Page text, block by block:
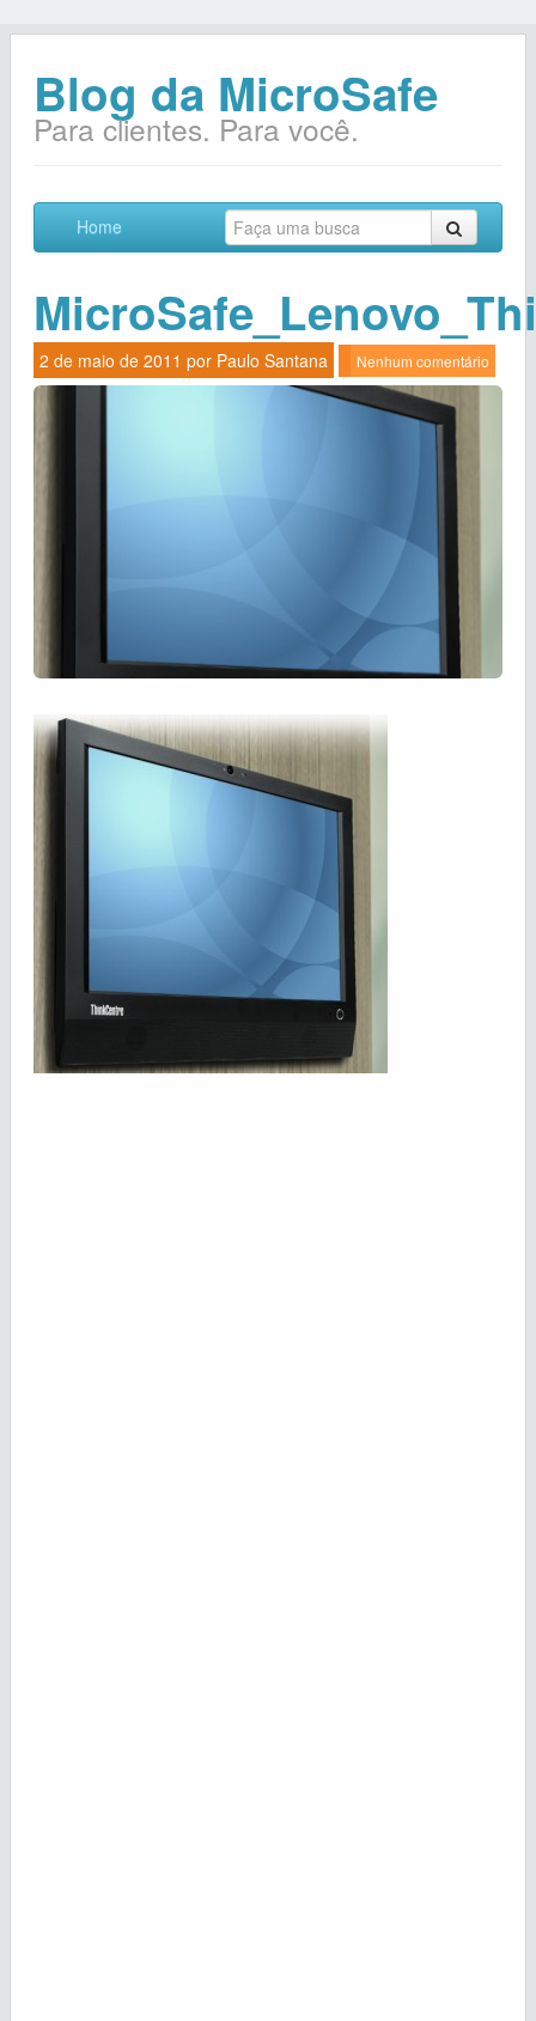
Blog da MicroSafe
Para clientes. Para você.
Home
2 de maio de 2011 por Paulo Santana Nenhum comentário